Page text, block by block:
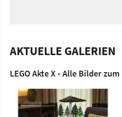
AKTUELLE GALERIEN
LEGO Akte X - Alle Bilder